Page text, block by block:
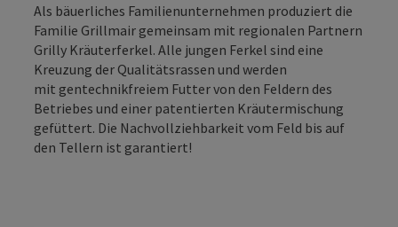
Als bäuerliches Familienunternehmen produziert die
Familie Grillmair gemeinsam mit regionalen Partnern
Grilly Kräuterferkel. Alle jungen Ferkel sind eine
Kreuzung der Qualitätsrassen und werden
mit gentechnikfreiem Futter von den Feldern des
Betriebes und einer patentierten Kräutermischung
gefüttert. Die Nachvollziehbarkeit vom Feld bis auf
den Tellern ist garantiert!